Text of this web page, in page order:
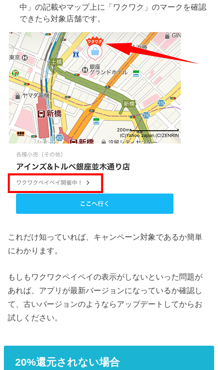
中」の記載やマップ上に「ワクワク」のマークを確認
できたら対象店舗です。
これだけ知っていれば、キャンペーン対象であるか簡単
にわかります。
もしもワクワクペイペイの表示がしないといった問題が
あれば、アプリが最新バージョンになっているか確認し
て、古いバージョンのようならアップデートしてからお
試しください。
20%還元されない場合